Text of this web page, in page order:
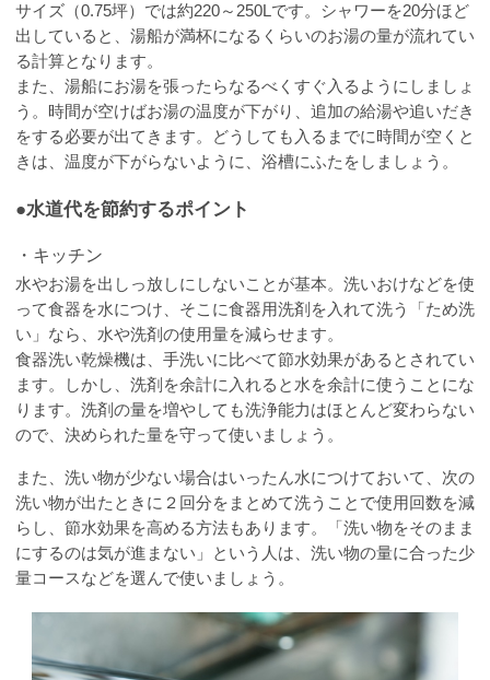
サイズ（0.75坪）では約220～250Lです。シャワーを20分ほど
出していると、湯船が満杯になるくらいのお湯の量が流れてい
る計算となります。
また、湯船にお湯を張ったらなるべくすぐ入るようにしましょ
う。時間が空けばお湯の温度が下がり、追加の給湯や追いだき
をする必要が出てきます。どうしても入るまでに時間が空くと
きは、温度が下がらないように、浴槽にふたをしましょう。
●水道代を節約するポイント
・キッチン
水やお湯を出しっ放しにしないことが基本。洗いおけなどを使
って食器を水につけ、そこに食器用洗剤を入れて洗う「ため洗
い」なら、水や洗剤の使用量を減らせます。
食器洗い乾燥機は、手洗いに比べて節水効果があるとされてい
ます。しかし、洗剤を余計に入れると水を余計に使うことにな
ります。洗剤の量を増やしても洗浄能力はほとんど変わらない
ので、決められた量を守って使いましょう。
また、洗い物が少ない場合はいったん水につけておいて、次の
洗い物が出たときに２回分をまとめて洗うことで使用回数を減
らし、節水効果を高める方法もあります。「洗い物をそのまま
にするのは気が進まない」という人は、洗い物の量に合った少
量コースなどを選んで使いましょう。